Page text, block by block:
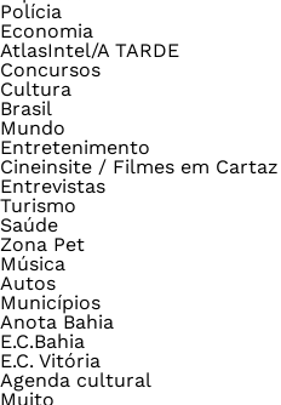
Polícia
Economia
AtlasIntel/A TARDE
Concursos
Cultura
Brasil
Mundo
Entretenimento
Cineinsite / Filmes em Cartaz
Entrevistas
Turismo
Saúde
Zona Pet
Música
Autos
Municípios
Anota Bahia
E.C.Bahia
E.C. Vitória
Agenda cultural
Muito